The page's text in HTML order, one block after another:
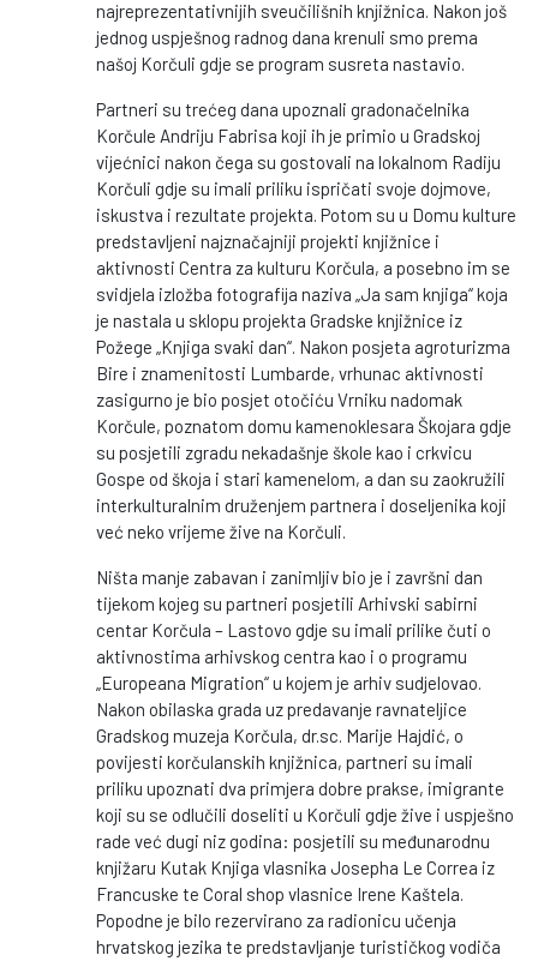
najreprezentativnijih sveučilišnih knjižnica. Nakon još
jednog uspješnog radnog dana krenuli smo prema
našoj Korčuli gdje se program susreta nastavio.
Partneri su trećeg dana upoznali gradonačelnika
Korčule Andriju Fabrisa koji ih je primio u Gradskoj
vijećnici nakon čega su gostovali na lokalnom Radiju
Korčuli gdje su imali priliku ispričati svoje dojmove,
iskustva i rezultate projekta. Potom su u Domu kulture
predstavljeni najznačajniji projekti knjižnice i
aktivnosti Centra za kulturu Korčula, a posebno im se
svidjela izložba fotografija naziva „Ja sam knjiga“ koja
je nastala u sklopu projekta Gradske knjižnice iz
Požege „Knjiga svaki dan“. Nakon posjeta agroturizma
Bire i znamenitosti Lumbarde, vrhunac aktivnosti
zasigurno je bio posjet otočiću Vrniku nadomak
Korčule, poznatom domu kamenoklesara Škojara gdje
su posjetili zgradu nekadašnje škole kao i crkvicu
Gospe od škoja i stari kamenelom, a dan su zaokružili
interkulturalnim druženjem partnera i doseljenika koji
već neko vrijeme žive na Korčuli.
Ništa manje zabavan i zanimljiv bio je i završni dan
tijekom kojeg su partneri posjetili Arhivski sabirni
centar Korčula – Lastovo gdje su imali prilike čuti o
aktivnostima arhivskog centra kao i o programu
„Europeana Migration“ u kojem je arhiv sudjelovao.
Nakon obilaska grada uz predavanje ravnateljice
Gradskog muzeja Korčula, dr.sc. Marije Hajdić, o
povijesti korčulanskih knjižnica, partneri su imali
priliku upoznati dva primjera dobre prakse, imigrante
koji su se odlučili doseliti u Korčuli gdje žive i uspješno
rade već dugi niz godina: posjetili su međunarodnu
knjižaru Kutak Knjiga vlasnika Josepha Le Correa iz
Francuske te Coral shop vlasnice Irene Kaštela.
Popodne je bilo rezervirano za radionicu učenja
hrvatskog jezika te predstavljanje turističkog vodiča